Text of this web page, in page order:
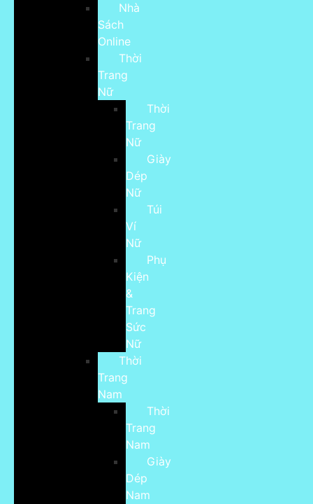
Nhà
Sách
Online
Thời
Trang
Nữ
Thời
Trang
Nữ
Giày
Dép
Nữ
Túi
Ví
Nữ
Phụ
Kiện
&
Trang
Sức
Nữ
Thời
Trang
Nam
Thời
Trang
Nam
Giày
Dép
Nam